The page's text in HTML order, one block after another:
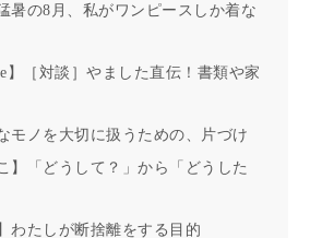
暑の8月、私がワンピースしか着な
】［対談］やました直伝！書類や家
モノを大切に扱うための、片づけ
】「どうして？」から「どうした
わたしが断捨離をする目的